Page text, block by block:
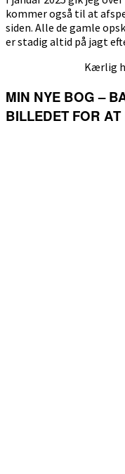
kommer også til at
siden. Alle de gamle
er stadig altid på jagt
Kærlig
MIN NYE BOG –
BILLEDET FOR